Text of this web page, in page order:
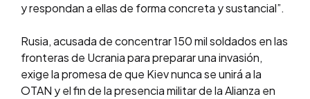
y respondan a ellas de forma concreta y sustancial”.
Rusia, acusada de concentrar 150 mil soldados en las
fronteras de Ucrania para preparar una invasión,
exige la promesa de que Kiev nunca se unirá a la
OTAN y el fin de la presencia militar de la Alianza en